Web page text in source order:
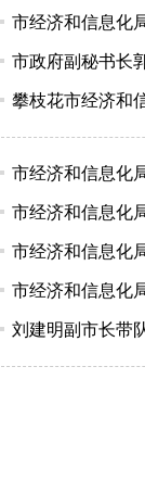
市经济和信息化
市政府副秘书长
攀枝花市经济和
市经济和信息化
市经济和信息化
市经济和信息化
市经济和信息化
刘建明副市长带